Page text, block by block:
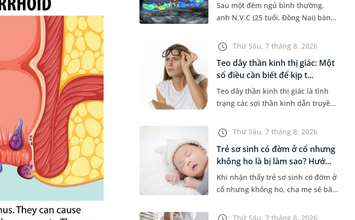
Sau một đêm ngủ bình thường,
anh N.V.C (25 tuổi, Đồng Nai) bàng
không thể vận động đi lại được. Kết
quả thăm khám tại Phòng...
Thứ Sáu, 7 tháng 8, 2026
Teo dây thần kinh thị giác: Một
số điều cần biết để kịp t...
Teo dây thần kinh thị giác là tình
trạng các sợi thần kinh dẫn truyền
thương và dần mất đi chức năng
hoạt động. Nếu điều trị m...
Thứ Sáu, 7 tháng 8, 2026
Trẻ sơ sinh có đờm ở cổ nhưng
không ho là bị làm sao? Hướ...
Khi nhận thấy trẻ sơ sinh có đờm ở
cổ nhưng không ho, cha mẹ sẽ băn
đường hô hấp hay không. Những
Thứ Sáu, 7 tháng 8, 2026